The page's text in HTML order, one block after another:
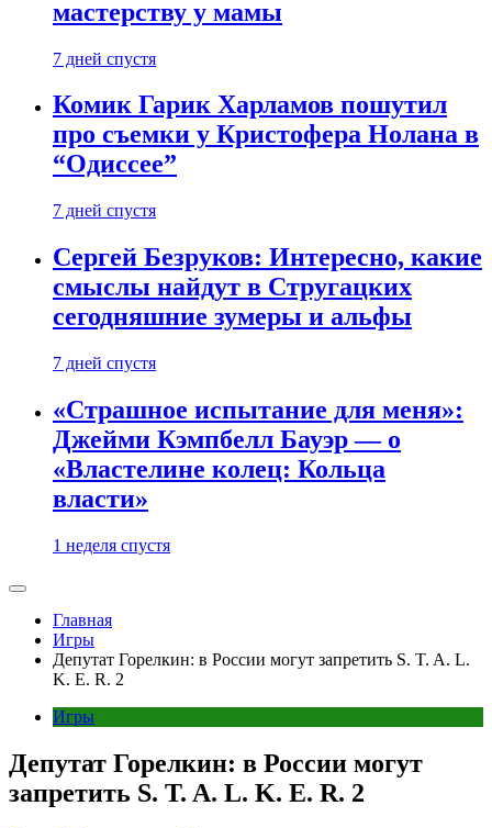
мастерству у мамы
7 дней спустя
Комик Гарик Харламов пошутил
про съемки у Кристофера Нолана в
“Одиссее”
7 дней спустя
Сергей Безруков: Интересно, какие
смыслы найдут в Стругацких
сегодняшние зумеры и альфы
7 дней спустя
«Страшное испытание для меня»:
Джейми Кэмпбелл Бауэр — о
«Властелине колец: Кольца
власти»
1 неделя спустя
Главная
Игры
Депутат Горелкин: в России могут запретить S. T. A. L.
K. E. R. 2
Игры
Депутат Горелкин: в России могут
запретить S. T. A. L. K. E. R. 2